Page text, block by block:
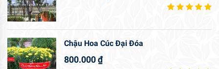
Chậu Hoa Cúc Đại Đóa
800.000₫